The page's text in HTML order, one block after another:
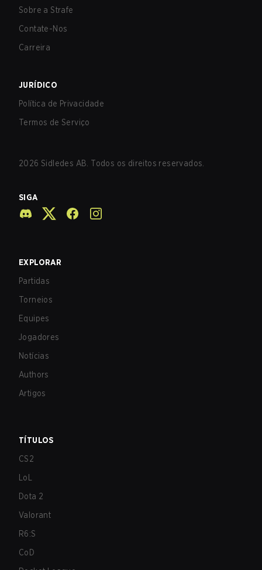
Sobre a Strafe
Contate-Nos
Carreira
JURÍDICO
Política de Privacidade
Termos de Serviço
2026 Sidledes AB. Todos os direitos reservados.
SIGA
EXPLORAR
Partidas
Torneios
Equipes
Jogadores
Notícias
Authors
Artigos
TÍTULOS
CS2
LoL
Dota 2
Valorant
R6:S
CoD